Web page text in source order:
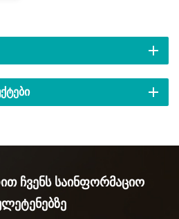
Ჩვენს Საინფორმაციო